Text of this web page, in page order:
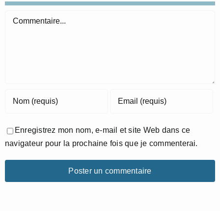
Commentaire
Enregistrez mon nom, e-mail et site Web dans ce
navigateur pour la prochaine fois que je commenterai.